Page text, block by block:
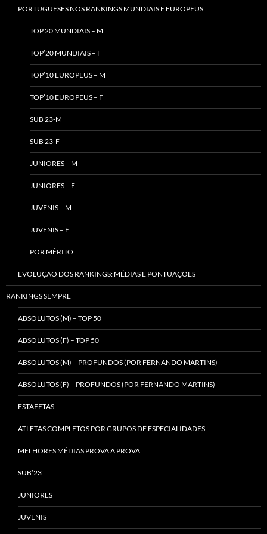
PORTUGUESES NOS RANKINGS MUNDIAIS E EUROPEUS
TOP 20 MUNDIAIS – M
TOP’20 MUNDIAIS – F
TOP’10 EUROPEUS – M
TOP’10 EUROPEUS – F
SUB 23-M
SUB 23-F
JUNIORES – M
JUNIORES – F
JUVENIS – M
JUVENIS – F
POR MÉRITO
EVOLUÇÃO DOS RANKINGS: MÉDIAS E PONTUAÇÕES
RANKINGS SEMPRE
ABSOLUTOS (M) – TOP 50
ABSOLUTOS (F) – TOP 50
ABSOLUTOS (M) – PROFUNDOS (POR FERNANDO MARTINS)
ABSOLUTOS (F) – PROFUNDOS (POR FERNANDO MARTINS)
ESTAFETAS
ATLETAS COMPLETOS POR GRUPOS DE ESPECIALIDADES
MELHORES MÉDIAS PROVA A PROVA
SUB’23
JUNIORES
JUVENIS